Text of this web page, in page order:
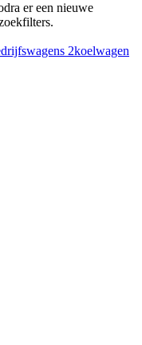
er een nieuwe
2koelwagen